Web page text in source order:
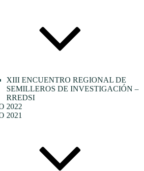
XIII ENCUENTRO REGIONAL DE
SEMILLEROS DE INVESTIGACIÓN –
RREDSI
2022
2021